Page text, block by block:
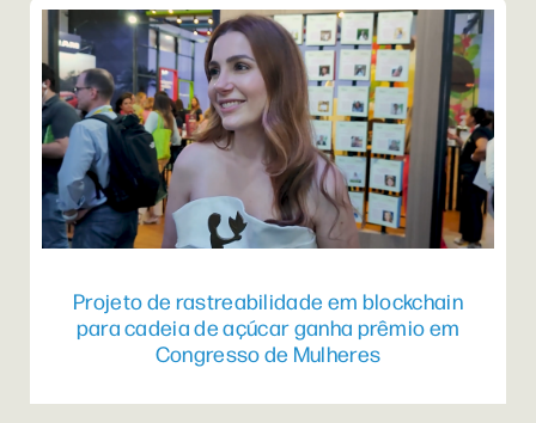
Projeto de rastreabilidade em blockchain
para cadeia de açúcar ganha prêmio em
Congresso de Mulheres